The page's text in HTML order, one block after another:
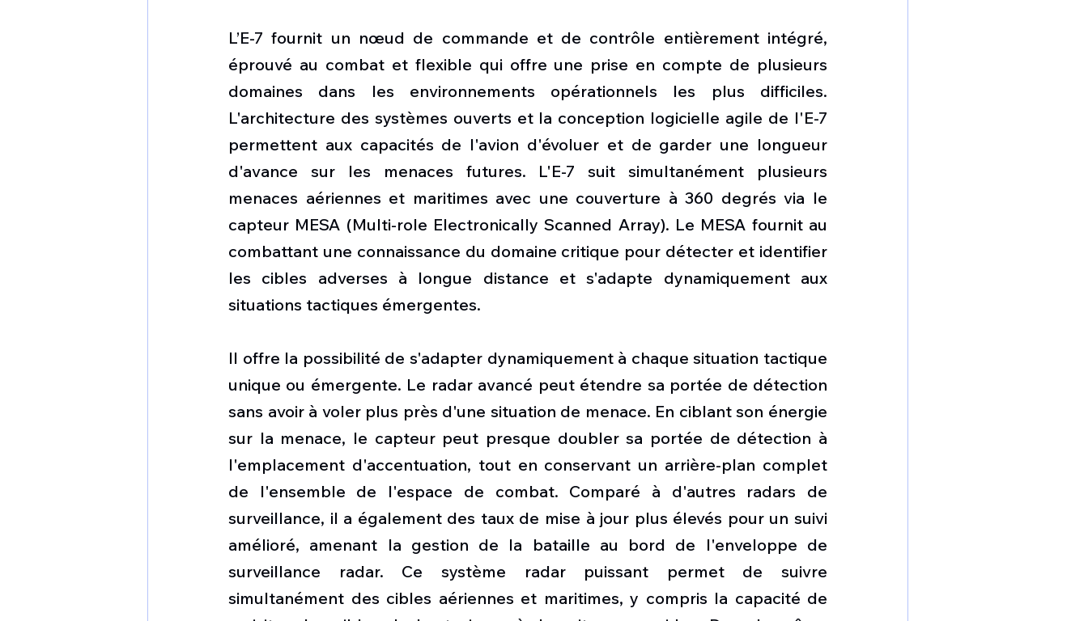
L’E-7 fournit un nœud de commande et de contrôle entièrement intégré,
éprouvé au combat et flexible qui offre une prise en compte de plusieurs
domaines dans les environnements opérationnels les plus difficiles.
L'architecture des systèmes ouverts et la conception logicielle agile de l'E-7
permettent aux capacités de l'avion d'évoluer et de garder une longueur
d'avance sur les menaces futures. L'E-7 suit simultanément plusieurs
menaces aériennes et maritimes avec une couverture à 360 degrés via le
capteur MESA (Multi-role Electronically Scanned Array). Le MESA fournit au
combattant une connaissance du domaine critique pour détecter et identifier
les cibles adverses à longue distance et s'adapte dynamiquement aux
situations tactiques émergentes.
Il offre la possibilité de s'adapter dynamiquement à chaque situation tactique
unique ou émergente. Le radar avancé peut étendre sa portée de détection
sans avoir à voler plus près d'une situation de menace. En ciblant son énergie
sur la menace, le capteur peut presque doubler sa portée de détection à
l'emplacement d'accentuation, tout en conservant un arrière-plan complet
de l'ensemble de l'espace de combat. Comparé à d'autres radars de
surveillance, il a également des taux de mise à jour plus élevés pour un suivi
amélioré, amenant la gestion de la bataille au bord de l'enveloppe de
surveillance radar. Ce système radar puissant permet de suivre
simultanément des cibles aériennes et maritimes, y compris la capacité de